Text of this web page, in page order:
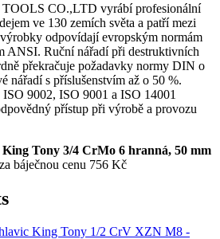
CO.,LTD vyrábí profesionální
ve 130 zemích světa a patří mezi
odpovídají evropským normám
ANSI. Ruční nářadí při destruktivních
překračuje požadavky normy DIN o
nářadí s příslušenstvím až o 50 %.
9002, ISO 9001 a ISO 14001
přístup při výrobě a provozu
Tony 3/4 CrMo 6 hranná, 50 mm
za báječnou cenu 756 Kč